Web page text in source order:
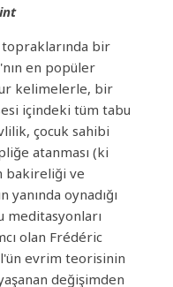
topraklarında bir
en popüler
kelimelerle, bir
içindeki tüm tabu
çocuk sahibi
atanması (ki
bakireliği ve
yanında oynadığı
meditasyonları
olan Frédéric
evrim teorisinin
değişimden